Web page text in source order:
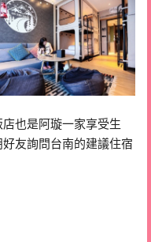
也是阿璇一家享受生
友詢問台南的建議住宿